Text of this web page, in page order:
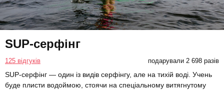
SUP-серфінг
125 відгуків подарували 2 698 разів
SUP-серфінг — один із видів серфінгу, але на тихій воді. Учень
буде плисти водоймою, стоячи на спеціальному витягнутому